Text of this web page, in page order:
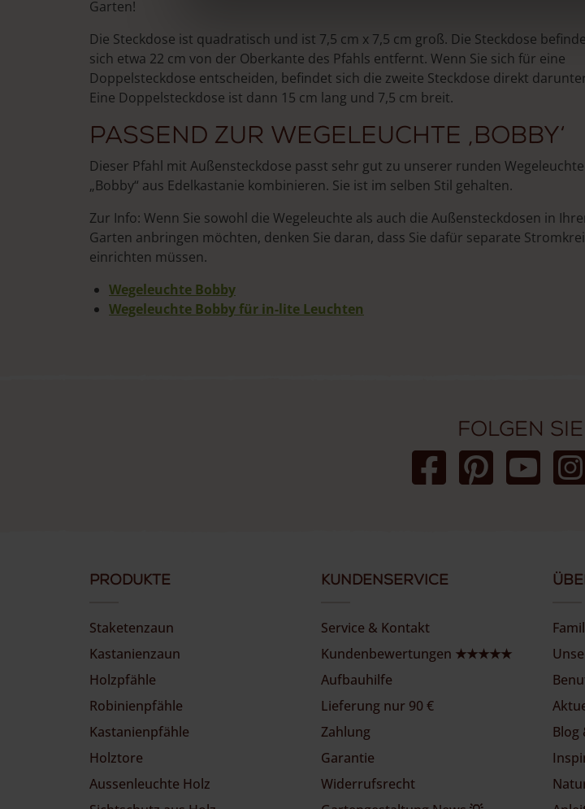
Garten!
Die Steckdose ist quadratisch und ist 7,5 cm x 7,5 cm groß. Die Steckdose
sich etwa 22 cm von der Oberkante des Pfahls entfernt. Wenn Sie sich für eine
Doppelsteckdose entscheiden, befindet sich die zweite Steckdose direkt
Eine Doppelsteckdose ist dann 15 cm lang und 7,5 cm breit.
Passend zur Wegeleuchte ‚Bobby‘
Dieser Pfahl mit Außensteckdose passt sehr gut zu unserer runden Wegeleuchte
„Bobby“ aus Edelkastanie kombinieren. Sie ist im selben Stil gehalten.
Zur Info: Wenn Sie sowohl die Wegeleuchte als auch die Außensteckdosen in
Garten anbringen möchten, denken Sie daran, dass Sie dafür separate
einrichten müssen.
Wegeleuchte Bobby
Wegeleuchte Bobby für in-lite Leuchten
Folgen
Produkte
Staketenzaun
Kastanienzaun
Holzpfähle
Robinienpfähle
Kastanienpfähle
Holztore
Aussenleuchte Holz
Kundenservice
Service & Kontakt
Kundenbewertungen ★★★★★
Aufbauhilfe
Lieferung nur 90 €
Zahlung
Garantie
Widerrufsrecht
Blog